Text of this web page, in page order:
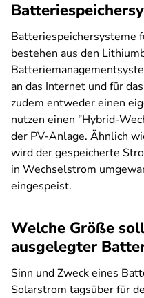
Batteriespeichersysteme
bestehen aus den
an das Internet und für
zudem entweder einen
nutzen einen "Hybrid-
der PV-Anlage. Ähnlich
wird der gespeicherte
in Wechselstrom
eingespeist.
Welche Größe
ausgelegter
Sinn und Zweck eines
Solarstrom tagsüber für